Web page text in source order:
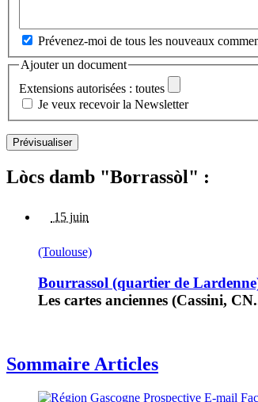
Prévenez-moi de tous les nouveaux
Ajouter un document
Extensions autorisées : toutes
Je veux recevoir la Newsletter
Lòcs damb "Borrassòl" :
15 juin
(Toulouse)
Bourrassol (quartier de
Les cartes anciennes (Cassini,
Sommaire Articles